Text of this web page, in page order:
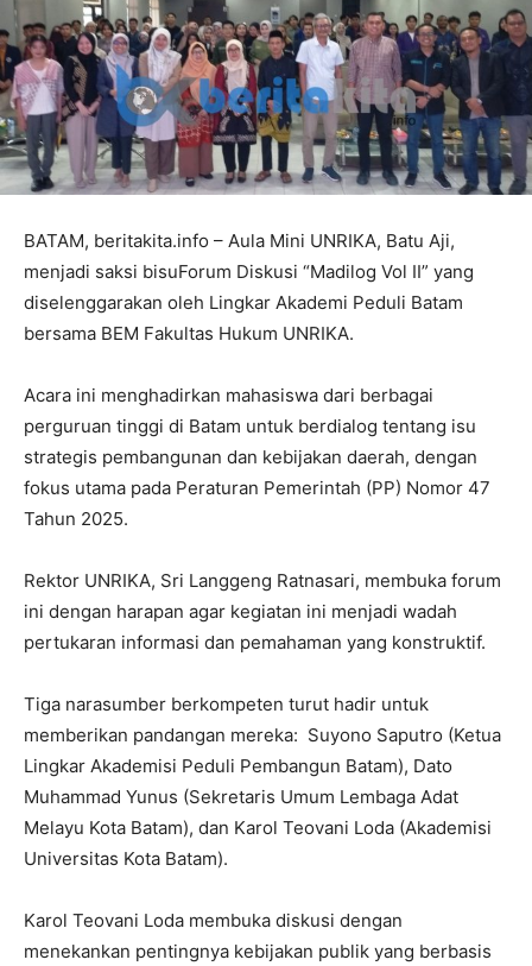
BATAM, beritakita.info – Aula Mini UNRIKA, Batu Aji,
menjadi saksi bisuForum Diskusi “Madilog Vol II” yang
diselenggarakan oleh Lingkar Akademi Peduli Batam
bersama BEM Fakultas Hukum UNRIKA.
Acara ini menghadirkan mahasiswa dari berbagai
perguruan tinggi di Batam untuk berdialog tentang isu
strategis pembangunan dan kebijakan daerah, dengan
fokus utama pada Peraturan Pemerintah (PP) Nomor 47
Tahun 2025.
Rektor UNRIKA, Sri Langgeng Ratnasari, membuka forum
ini dengan harapan agar kegiatan ini menjadi wadah
pertukaran informasi dan pemahaman yang konstruktif.
Tiga narasumber berkompeten turut hadir untuk
memberikan pandangan mereka: Suyono Saputro (Ketua
Lingkar Akademisi Peduli Pembangun Batam), Dato
Muhammad Yunus (Sekretaris Umum Lembaga Adat
Melayu Kota Batam), dan Karol Teovani Loda (Akademisi
Universitas Kota Batam).
Karol Teovani Loda membuka diskusi dengan
menekankan pentingnya kebijakan publik yang berbasis